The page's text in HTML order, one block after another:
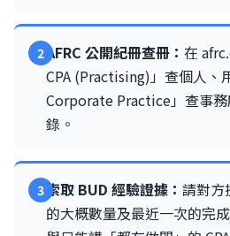
AFRC 公開紀冊查冊： 在
CPA (Practising)」查個人、
Corporate Practice」查事
錄。
索取 BUD 經驗證據： 請對方
的大概數量及最近一次的完